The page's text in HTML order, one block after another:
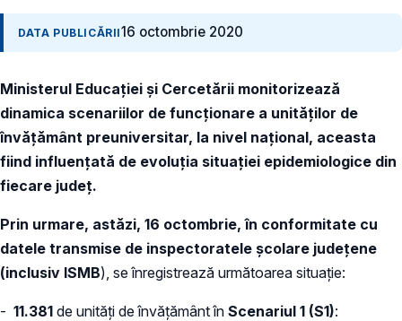
DATA PUBLICĂRII16 octombrie 2020
Ministerul Educației și Cercetării monitorizează
dinamica scenariilor de funcționare a unităților de
învățământ preuniversitar, la nivel național, aceasta
fiind influențată de evoluția situației epidemiologice din
fiecare județ.
Prin urmare, astăzi, 16 octombrie, în conformitate cu
datele transmise de inspectoratele școlare județene
(inclusiv ISMB), se înregistrează următoarea situație:
- 11.381 de unități de învățământ în Scenariul 1 (S1):